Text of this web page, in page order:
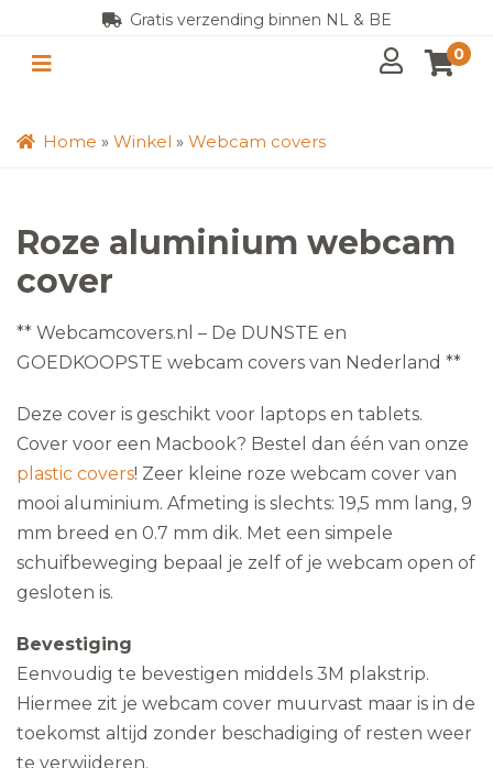
Gratis verzending binnen NL & BE
0
Home » Winkel » Webcam covers
Roze aluminium webcam
cover
** Webcamcovers.nl – De DUNSTE en
GOEDKOOPSTE webcam covers van Nederland **
Deze cover is geschikt voor laptops en tablets.
Cover voor een Macbook? Bestel dan één van onze
plastic covers! Zeer kleine roze webcam cover van
mooi aluminium. Afmeting is slechts: 19,5 mm lang, 9
mm breed en 0.7 mm dik. Met een simpele
schuifbeweging bepaal je zelf of je webcam open of
gesloten is.
Bevestiging
Eenvoudig te bevestigen middels 3M plakstrip.
Hiermee zit je webcam cover muurvast maar is in de
toekomst altijd zonder beschadiging of resten weer
te verwijderen.